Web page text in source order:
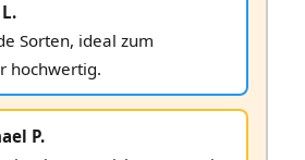
Sorten, ideal zum
hochwertig.
P.